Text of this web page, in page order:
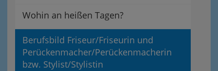
Wohin an heißen Tagen?
Berufsbild Friseur/Friseurin und
Perückenmacher/Perückenmacherin
bzw. Stylist/Stylistin